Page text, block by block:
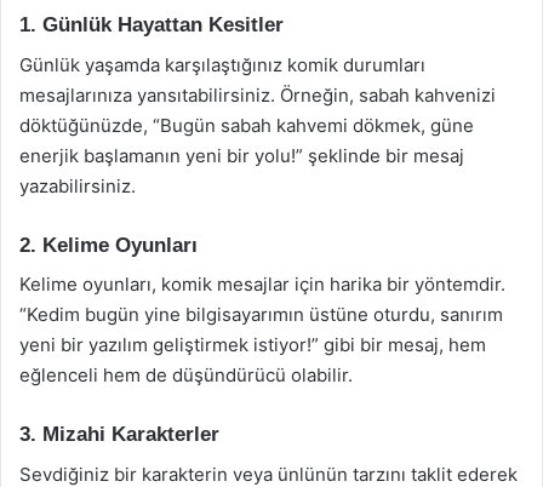
1. Günlük Hayattan Kesitler
Günlük yaşamda karşılaştığınız komik durumları
mesajlarınıza yansıtabilirsiniz. Örneğin, sabah kahvenizi
döktüğünüzde, “Bugün sabah kahvemi dökmek, güne
enerjik başlamanın yeni bir yolu!” şeklinde bir mesaj
yazabilirsiniz.
2. Kelime Oyunları
Kelime oyunları, komik mesajlar için harika bir yöntemdir.
“Kedim bugün yine bilgisayarımın üstüne oturdu, sanırım
yeni bir yazılım geliştirmek istiyor!” gibi bir mesaj, hem
eğlenceli hem de düşündürücü olabilir.
3. Mizahi Karakterler
Sevdiğiniz bir karakterin veya ünlünün tarzını taklit ederek